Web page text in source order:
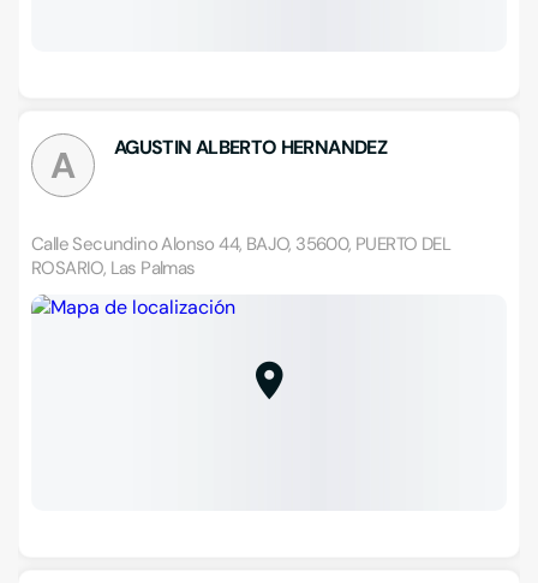
A AGUSTIN ALBERTO HERNANDEZ
Calle Secundino Alonso 44, BAJO, 35600, PUERTO DEL
ROSARIO, Las Palmas